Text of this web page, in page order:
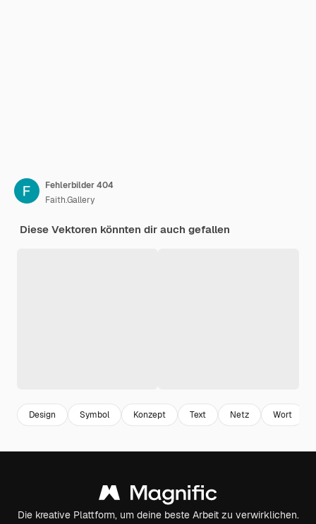
Fehlerbilder 404
Faith.Gallery
Diese Vektoren könnten dir auch gefallen
Design Symbol Konzept Text Netz Wort
Die kreative Plattform, um deine beste Arbeit zu verwirklichen.